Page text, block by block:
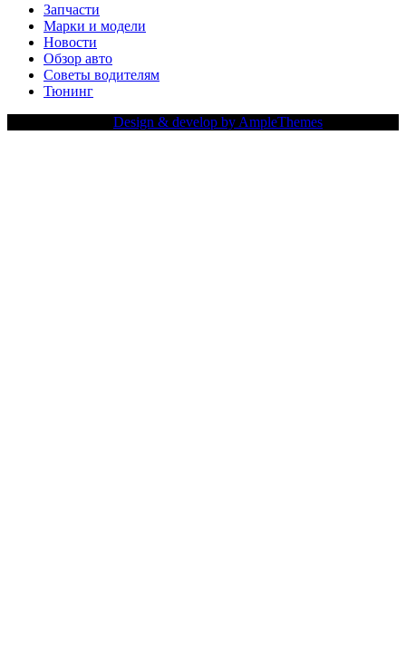
Запчасти
Марки и модели
Новости
Обзор авто
Советы водителям
Тюнинг
Design & develop by AmpleThemes